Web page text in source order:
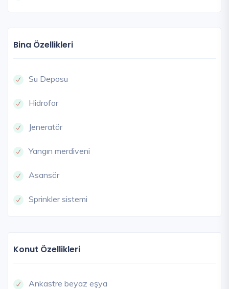
Bina Özellikleri
Su Deposu
Hidrofor
Jeneratör
Yangın merdiveni
Asansör
Sprinkler sistemi
Konut Özellikleri
Ankastre beyaz eşya